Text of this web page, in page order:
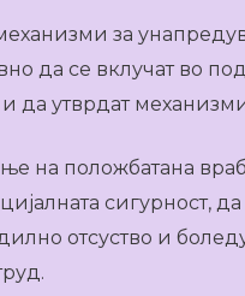
за
да се вклучат во
да утврдат
на положбатана
сигурност,
отсуство и